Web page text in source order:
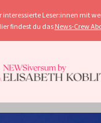
interessierte Leser:innen mit
findest du das News-Crew